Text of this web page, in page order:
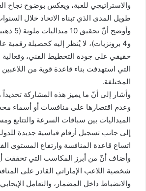
والاستراتيجي للعبة، ويعكس بوضوح نجاح
طويل المدى الذي تبناه الاتحاد خلال
وأوضح أنّ
و4 برونزيات)، لا يُنظر إليه كحصيلة رقمية
حقيقي على جودة التخطيط الفني، وفعالية
التي استهدفت بناء قاعدة قوية من
المختلفة.
وأشار إلى أنّ ما يميز هذه المشاركة تحديداً
وعدم اقتصارها على منافسات أو أسماء
الميداليات بين سباقات السرعة والتتابع
إلى جانب تسجيل أرقام قياسية جديدة
اتساع قاعدة المنافسة وارتفاع المستوى
وأضاف أنّ من أبرز المكاسب التي تحققت
شخصية اللاعب الإماراتي القادر على
والانضباط داخل المضمار، والتعامل